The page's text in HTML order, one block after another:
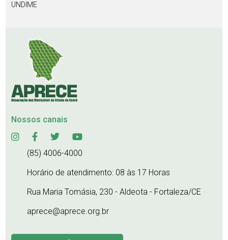
UNDIME
Nossos canais
(85) 4006-4000
Horário de atendimento: 08 às 17 Horas
Rua Maria Tomásia, 230 - Aldeota - Fortaleza/CE
aprece@aprece.org.br